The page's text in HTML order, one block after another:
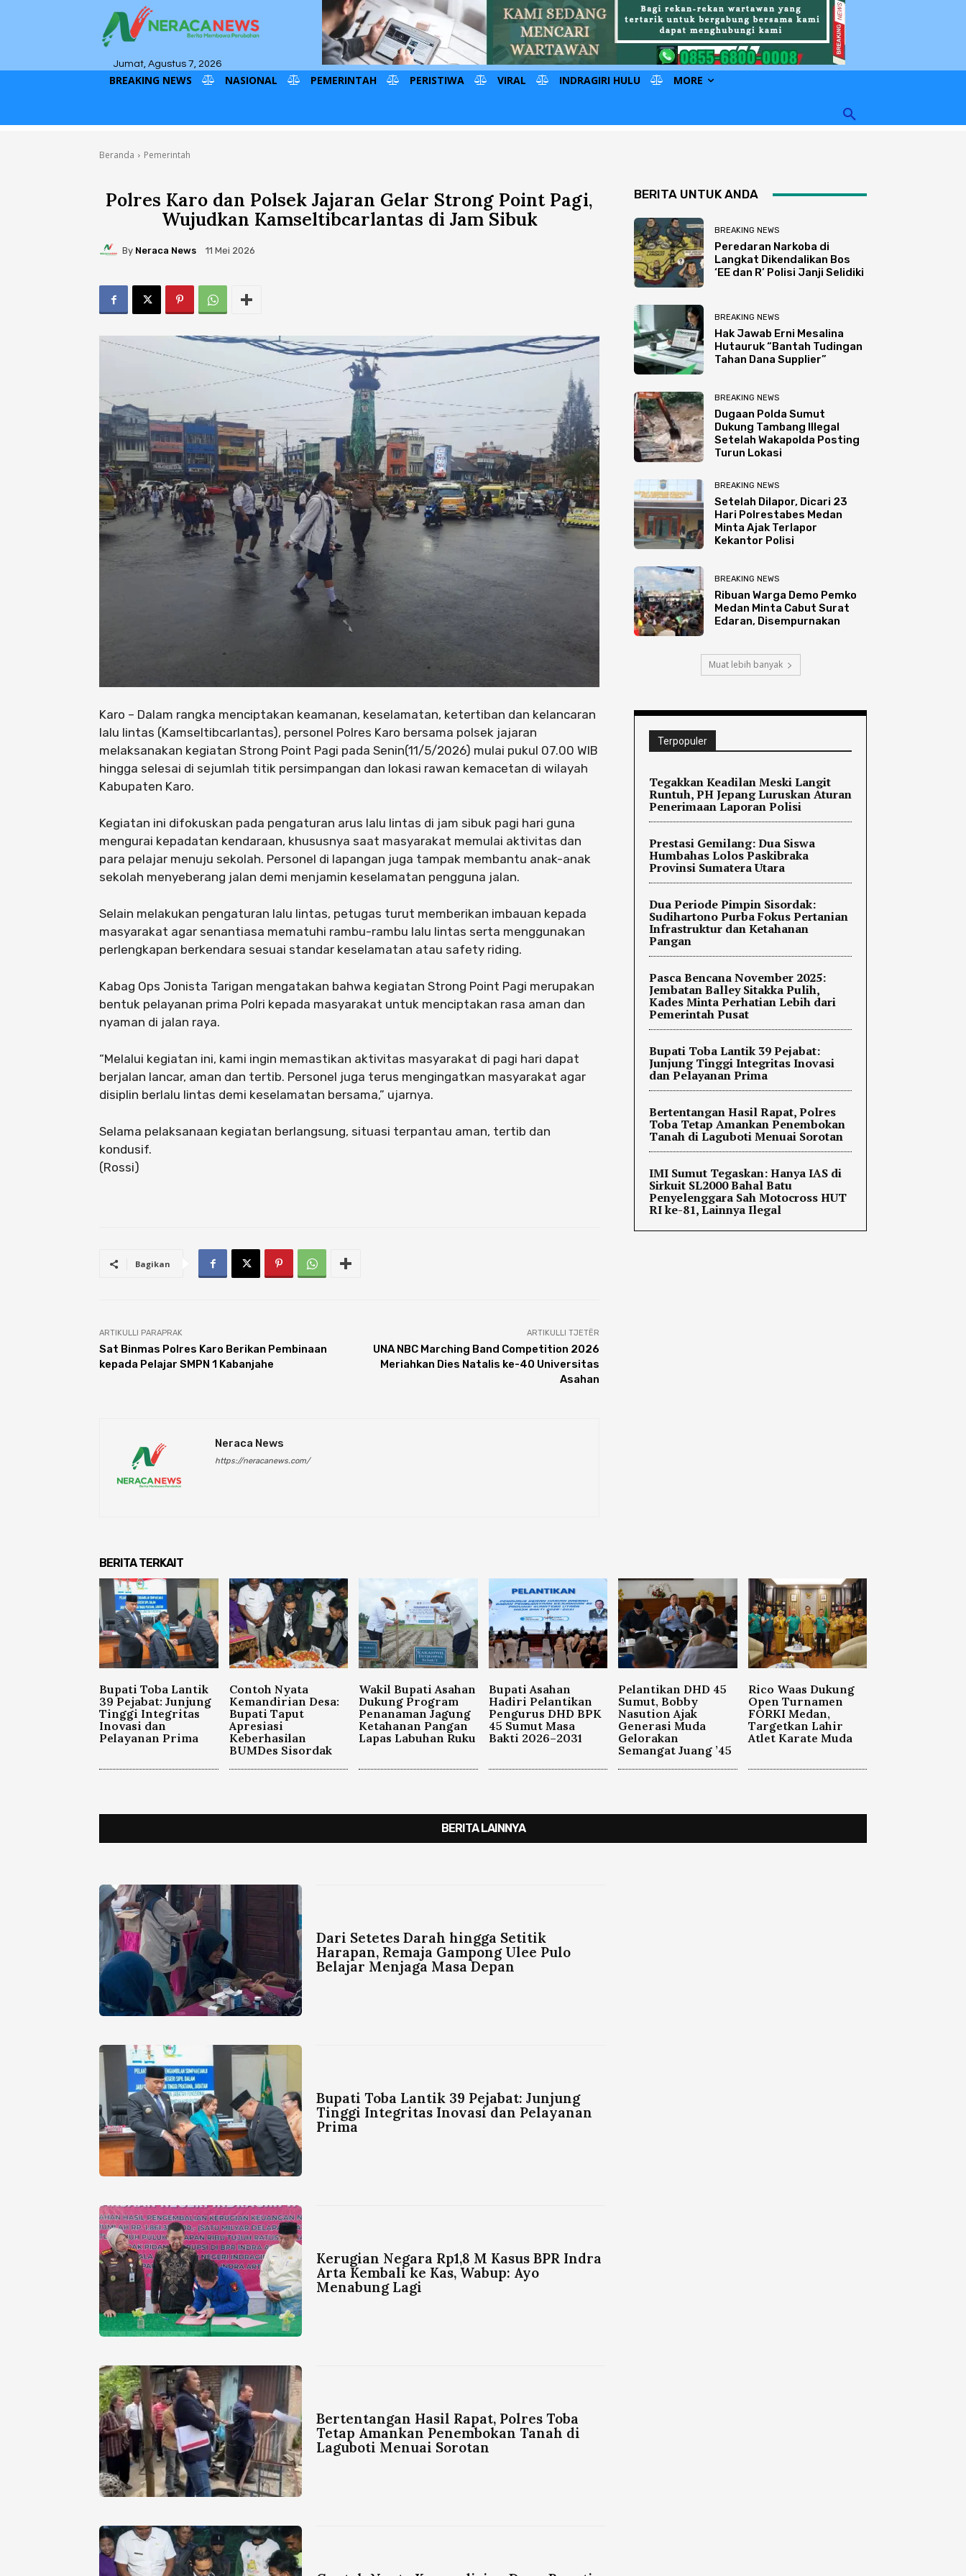
Jumat, Agustus 7, 2026
BREAKING NEWS NASIONAL PEMERINTAH PERISTIWA VIRAL INDRAGIRI HULU MORE
Beranda Pemerintah
Polres Karo dan Polsek Jajaran Gelar Strong Point Pagi,
Wujudkan Kamseltibcarlantas di Jam Sibuk
By Neraca News 11 Mei 2026
Karo – Dalam rangka menciptakan keamanan, keselamatan, ketertiban dan kelancaran
lalu lintas (Kamseltibcarlantas), personel Polres Karo bersama polsek jajaran
melaksanakan kegiatan Strong Point Pagi pada Senin(11/5/2026) mulai pukul 07.00 WIB
hingga selesai di sejumlah titik persimpangan dan lokasi rawan kemacetan di wilayah
Kabupaten Karo.
Kegiatan ini difokuskan pada pengaturan arus lalu lintas di jam sibuk pagi hari guna
mengurai kepadatan kendaraan, khususnya saat masyarakat memulai aktivitas dan
para pelajar menuju sekolah. Personel di lapangan juga tampak membantu anak-anak
sekolah menyeberang jalan demi menjamin keselamatan pengguna jalan.
Selain melakukan pengaturan lalu lintas, petugas turut memberikan imbauan kepada
masyarakat agar senantiasa mematuhi rambu-rambu lalu lintas serta menggunakan
perlengkapan berkendara sesuai standar keselamatan atau safety riding.
Kabag Ops Jonista Tarigan mengatakan bahwa kegiatan Strong Point Pagi merupakan
bentuk pelayanan prima Polri kepada masyarakat untuk menciptakan rasa aman dan
nyaman di jalan raya.
“Melalui kegiatan ini, kami ingin memastikan aktivitas masyarakat di pagi hari dapat
berjalan lancar, aman dan tertib. Personel juga terus mengingatkan masyarakat agar
disiplin berlalu lintas demi keselamatan bersama,” ujarnya.
Selama pelaksanaan kegiatan berlangsung, situasi terpantau aman, tertib dan
kondusif.
(Rossi)
Bagikan
ARTIKULLI PARAPRAK
Sat Binmas Polres Karo Berikan Pembinaan
kepada Pelajar SMPN 1 Kabanjahe
ARTIKULLI TJETËR
UNA NBC Marching Band Competition 2026
Meriahkan Dies Natalis ke-40 Universitas
Asahan
Neraca News
https://neracanews.com/
BERITA UNTUK ANDA
BREAKING NEWS
Peredaran Narkoba di
Langkat Dikendalikan Bos
‘EE dan R’ Polisi Janji Selidiki
BREAKING NEWS
Hak Jawab Erni Mesalina
Hutauruk “Bantah Tudingan
Tahan Dana Supplier”
BREAKING NEWS
Dugaan Polda Sumut
Dukung Tambang Illegal
Setelah Wakapolda Posting
Turun Lokasi
BREAKING NEWS
Setelah Dilapor, Dicari 23
Hari Polrestabes Medan
Minta Ajak Terlapor
Kekantor Polisi
BREAKING NEWS
Ribuan Warga Demo Pemko
Medan Minta Cabut Surat
Edaran, Disempurnakan
Muat lebih banyak
Terpopuler
Tegakkan Keadilan Meski Langit
Runtuh, PH Jepang Luruskan Aturan
Penerimaan Laporan Polisi
Prestasi Gemilang: Dua Siswa
Humbahas Lolos Paskibraka
Provinsi Sumatera Utara
Dua Periode Pimpin Sisordak:
Sudihartono Purba Fokus Pertanian
Infrastruktur dan Ketahanan
Pangan
Pasca Bencana November 2025:
Jembatan Balley Sitakka Pulih,
Kades Minta Perhatian Lebih dari
Pemerintah Pusat
Bupati Toba Lantik 39 Pejabat:
Junjung Tinggi Integritas Inovasi
dan Pelayanan Prima
Bertentangan Hasil Rapat, Polres
Toba Tetap Amankan Penembokan
Tanah di Laguboti Menuai Sorotan
IMI Sumut Tegaskan: Hanya IAS di
Sirkuit SL2000 Bahal Batu
Penyelenggara Sah Motocross HUT
RI ke-81, Lainnya Ilegal
BERITA TERKAIT
Bupati Toba Lantik
39 Pejabat: Junjung
Tinggi Integritas
Inovasi dan
Pelayanan Prima
Contoh Nyata
Kemandirian Desa:
Bupati Taput
Apresiasi
Keberhasilan
BUMDes Sisordak
Wakil Bupati Asahan
Dukung Program
Penanaman Jagung
Ketahanan Pangan
Lapas Labuhan Ruku
Bupati Asahan
Hadiri Pelantikan
Pengurus DHD BPK
45 Sumut Masa
Bakti 2026–2031
Pelantikan DHD 45
Sumut, Bobby
Nasution Ajak
Generasi Muda
Gelorakan
Semangat Juang ’45
Rico Waas Dukung
Open Turnamen
FORKI Medan,
Targetkan Lahir
Atlet Karate Muda
BERITA LAINNYA
Dari Setetes Darah hingga Setitik
Harapan, Remaja Gampong Ulee Pulo
Belajar Menjaga Masa Depan
Bupati Toba Lantik 39 Pejabat: Junjung
Tinggi Integritas Inovasi dan Pelayanan
Prima
Kerugian Negara Rp1,8 M Kasus BPR Indra
Arta Kembali ke Kas, Wabup: Ayo
Menabung Lagi
Bertentangan Hasil Rapat, Polres Toba
Tetap Amankan Penembokan Tanah di
Laguboti Menuai Sorotan